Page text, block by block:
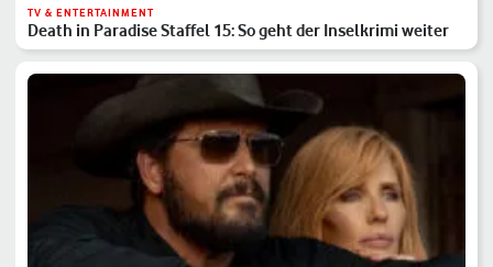
TV & ENTERTAINMENT
Death in Paradise Staffel 15: So geht der Inselkrimi weiter